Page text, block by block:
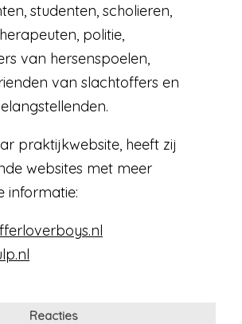
studenten, scholieren,
politie,
van hersenspoelen,
van slachtoffers en
praktijkwebsite, heeft zij
websites met meer
informatie:
Reacties